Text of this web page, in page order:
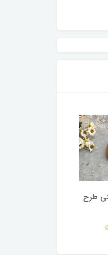
سانتی طرح